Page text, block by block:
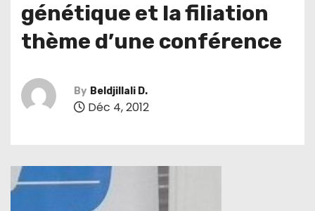
génétique et la filiation
thème d’une conférence
By Beldjillali D.
Déc 4, 2012